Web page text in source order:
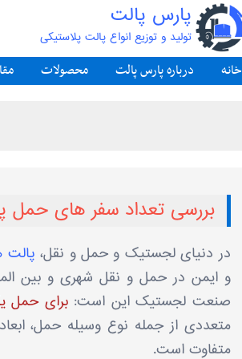
پارس پالت
تولید و توزیع انواع پالت پلاستیکی
خانه درباره پارس پالت محصولات
بررسی تعداد سفر های حمل
در دنیای لجستیک و حمل‌ و نقل، پالت‌
و ایمن در حمل ‌و نقل شهری و بین
صنعت لجستیک این است:برای حمل
متعددی از جمله نوع وسیله حمل،
متفاوت است.